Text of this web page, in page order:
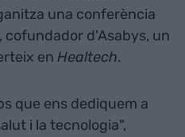
una conferència
, cofundador d'Asabys, un
en Healtech.
que ens dediquem a
i la tecnologia",